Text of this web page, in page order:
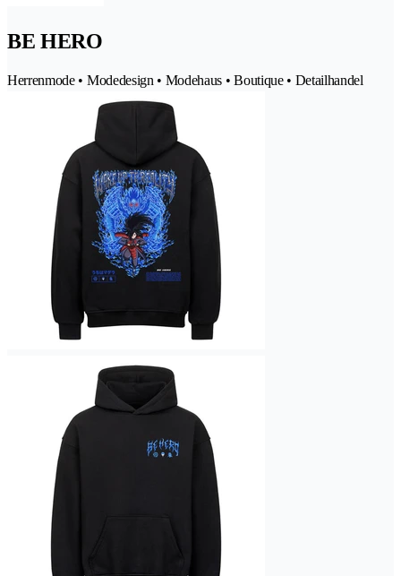
BE HERO
Herrenmode • Modedesign • Modehaus • Boutique • Detailhandel